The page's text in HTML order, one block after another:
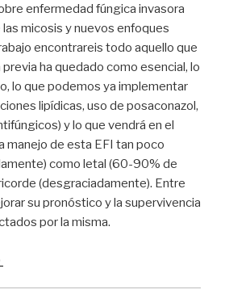
enfermedad fúngica invasora
micosis y nuevos enfoques
encontrareis todo aquello que
ha quedado como esencial, lo
lo que podemos ya implementar
lipídicas, uso de posaconazol,
y lo que vendrá en el
manejo de esta EFI tan poco
como letal (60-90% de
(desgraciadamente). Entre
su pronóstico y la supervivencia
por la misma.